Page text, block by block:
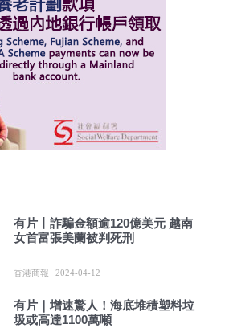
有片丨詐騙金額逾120億美元 越南
女首富張美蘭被判死刑
香港商報 2024-04-12
有片｜增速驚人！海底堆積塑料垃
圾或高達1100萬噸